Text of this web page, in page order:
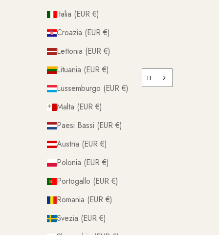
Italia (EUR €)
Croazia (EUR €)
Lettonia (EUR €)
Lituania (EUR €)
Lussemburgo (EUR €)
Malta (EUR €)
Paesi Bassi (EUR €)
Austria (EUR €)
Polonia (EUR €)
Portogallo (EUR €)
Romania (EUR €)
Svezia (EUR €)
IT